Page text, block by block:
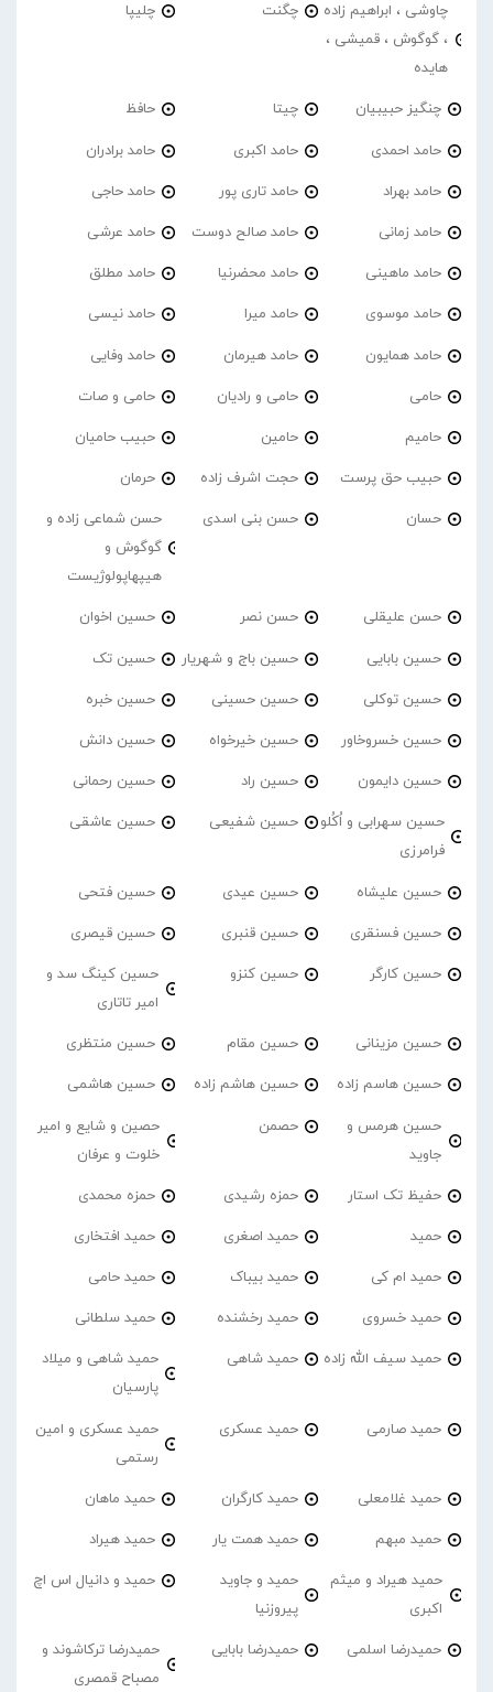
چاوشی ، ابراهیم زاده
، گوگوش ، قمیشی ،
هایده
چگنت چلیپا
چنگیز حبیبیان چیتا حافظ
حامد احمدی حامد اکبری حامد برادران
حامد بهراد حامد تاری پور حامد حاجی
حامد زمانی حامد صالح دوست حامد عرشی
حامد ماهینی حامد محضرنیا حامد مطلق
حامد موسوی حامد میرا حامد نیسی
حامد همایون حامد هیرمان حامد وفایی
حامی حامی و رادیان حامی و صات
حامیم حامین حبیب حامیان
حبیب حق پرست حجت اشرف زاده حرمان
حسان حسن بنی اسدی
حسن شماعی زاده و
گوگوش و
هیپهاپولوژیست
حسن علیقلی حسن نصر حسین اخوان
حسین بابایی حسین باج و شهریار حسین تک
حسین توکلی حسین حسینی حسین خبره
حسین خسروخاور حسین خیرخواه حسین دانش
حسین دایمون حسین راد حسین رحمانی
حسین سهرابی و اُکُلو
فرامرزی
حسین شفیعی حسین عاشقی
حسین علیشاه حسین عیدی حسین فتحی
حسین فسنقری حسین قنبری حسین قیصری
حسین کارگر حسین کنزو
حسین کینگ سد و
امیر تاتاری
حسین مزینانی حسین مقام حسین منتظری
حسین هاسم زاده حسین هاشم زاده حسین هاشمی
حسین هرمس و
جاوید
حصمن
حصین و شایع و امیر
خلوت و عرفان
حفیظ تک استار حمزه رشیدی حمزه محمدی
حمید حمید اصغری حمید افتخاری
حمید ام کی حمید بیباک حمید حامی
حمید خسروی حمید رخشنده حمید سلطانی
حمید سیف الله زاده حمید شاهی
حمید شاهی و میلاد
پارسیان
حمید صارمی حمید عسکری
حمید عسکری و امین
رستمی
حمید غلامعلی حمید کارگران حمید ماهان
حمید مبهم حمید همت یار حمید هیراد
حمید هیراد و میثم
اکبری
حمید و جاوید
پیروزنیا
حمید و دانیال اس اچ
حمیدرضا اسلمی حمیدرضا بابایی
حمیدرضا ترکاشوند و
مصباح قمصری